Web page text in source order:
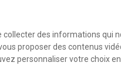
- Été 2026
collecter des informations qui
proposer des contenus
personnaliser votre choix